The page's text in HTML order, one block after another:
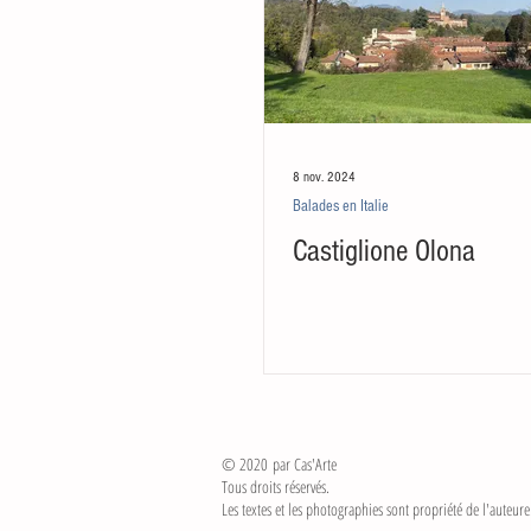
8 nov. 2024
Balades en Italie
Castiglione Olona
© 2020 par Cas'Arte
Tous droits réservés.
Les textes et les photographies sont propriété de